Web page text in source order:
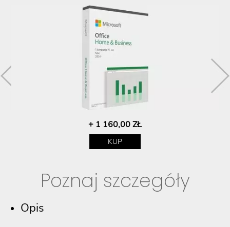
+ 1 160,00 ZŁ
KUP
Poznaj szczegóły
Opis